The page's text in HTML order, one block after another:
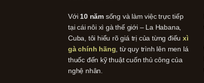
Với 10 năm sống và làm việc trực tiếp
tại cái nôi xì gà thế giới – La Habana,
Cuba, tôi hiểu rõ giá trị của từng điếuxì
gà chính hãng , từ quy trình lên men lá
thuốc đến kỹ thuật cuốn thủ công của
nghệ nhân.